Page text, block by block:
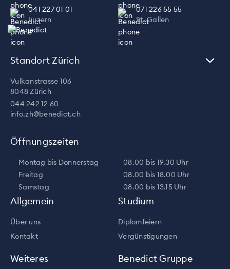
041 227 01 01
Luzern
071 226 55 55
St. Gallen
Allgemein
Über uns
Kontakt
Studium
Diplomfeiern
Vergünstigungen
Weiteres Benedict Gruppe
Standort Zürich
Vulkanstrasse 106
8048 Zürich
044 242 12 60
info.zh@benedict.ch
Öffnungszeiten
Montag bis Donnerstag
08.00 bis 19.30 Uhr
Freitag
08.00 bis 18.00 Uhr
Samstag
08.00 bis 13.15 Uhr